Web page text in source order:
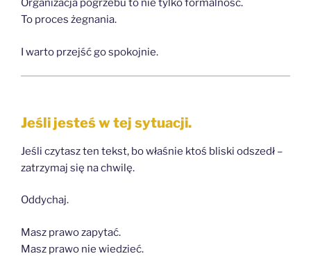
Organizacja pogrzebu to nie tylko formalność.
To proces żegnania.
I warto przejść go spokojnie.
Jeśli jesteś w tej sytuacji.
Jeśli czytasz ten tekst, bo właśnie ktoś bliski odszedł –
zatrzymaj się na chwilę.
Oddychaj.
Masz prawo zapytać.
Masz prawo nie wiedzieć.